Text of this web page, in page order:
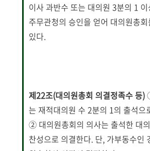
이사 과반수 또는 대의원 3분의 1
주무관청의 승인을 얻어 대의원총
있다.
제22조(대의원총회 의결정족수 등)
는 재적대의원 수 2분의 1의 출석으
② 대의원총회의 의사는 출석한 대
찬성으로 의결한다. 단, 가부동수인